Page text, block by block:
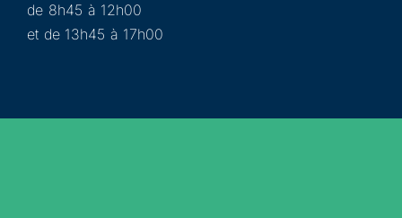
de 8h45 à 12h00
et de 13h45 à 17h00